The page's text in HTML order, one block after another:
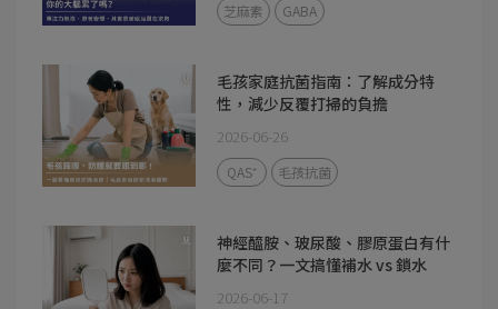
芝麻素 GABA
毛孩家庭抗菌指南：了解成分特
性，減少反覆打掃的負擔
2026-06-26
QAS⁺ 毛孩抗菌
神經醯胺、玻尿酸、膠原蛋白有什
麼不同？一文搞懂補水 vs 鎖水
2026-06-17